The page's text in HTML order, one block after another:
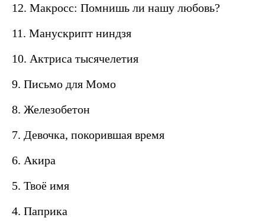
12. Макросс: Помнишь ли нашу любовь?
11. Манускрипт ниндзя
10. Актриса тысячелетия
9. Письмо для Момо
8. Железобетон
7. Девочка, покорившая время
6. Акира
5. Твоё имя
4. Паприка